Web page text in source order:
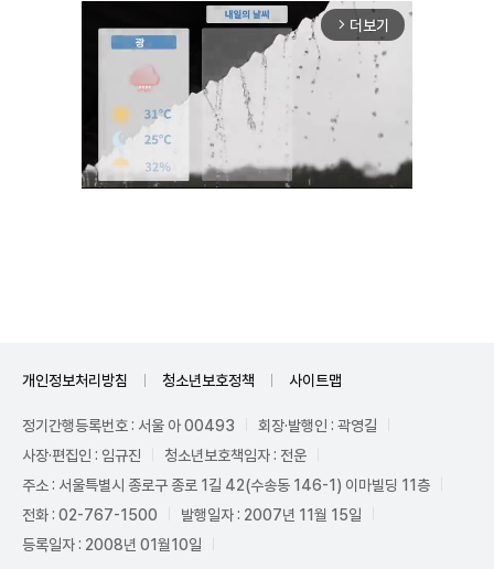
arrow_forward_ios 더보기
개인정보처리방침 청소년보호정책 사이트맵
정기간행등록번호 : 서울 아 00493
회장·발행인 : 곽영길
사장·편집인 : 임규진
청소년보호책임자 : 전운
주소 : 서울특별시 종로구 종로 1길 42(수송동 146-1) 이마빌딩 11층
전화 : 02-767-1500
발행일자 : 2007년 11월 15일
등록일자 : 2008년 01월10일